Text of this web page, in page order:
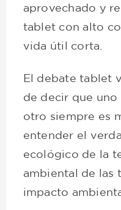
aprovechado y
tablet con alto
vida útil corta.
El debate tablet
de decir que
otro siempre es
entender el
ecológico de la
ambiental de las
impacto